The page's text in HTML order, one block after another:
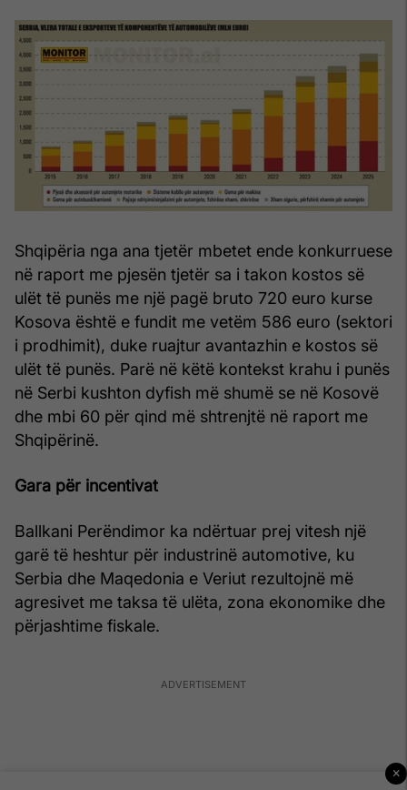
Shqipëria nga ana tjetër mbetet ende konkurruese
në raport me pjesën tjetër sa i takon kostos së
ulët të punës me një pagë bruto 720 euro kurse
Kosova është e fundit me vetëm 586 euro (sektori
i prodhimit), duke ruajtur avantazhin e kostos së
ulët të punës. Parë në këtë kontekst krahu i punës
në Serbi kushton dyfish më shumë se në Kosovë
dhe mbi 60 për qind më shtrenjtë në raport me
Shqipërinë.
Gara për incentivat
Ballkani Perëndimor ka ndërtuar prej vitesh një
garë të heshtur për industrinë automotive, ku
Serbia dhe Maqedonia e Veriut rezultojnë më
agresivet me taksa të ulëta, zona ekonomike dhe
përjashtime fiskale.
×